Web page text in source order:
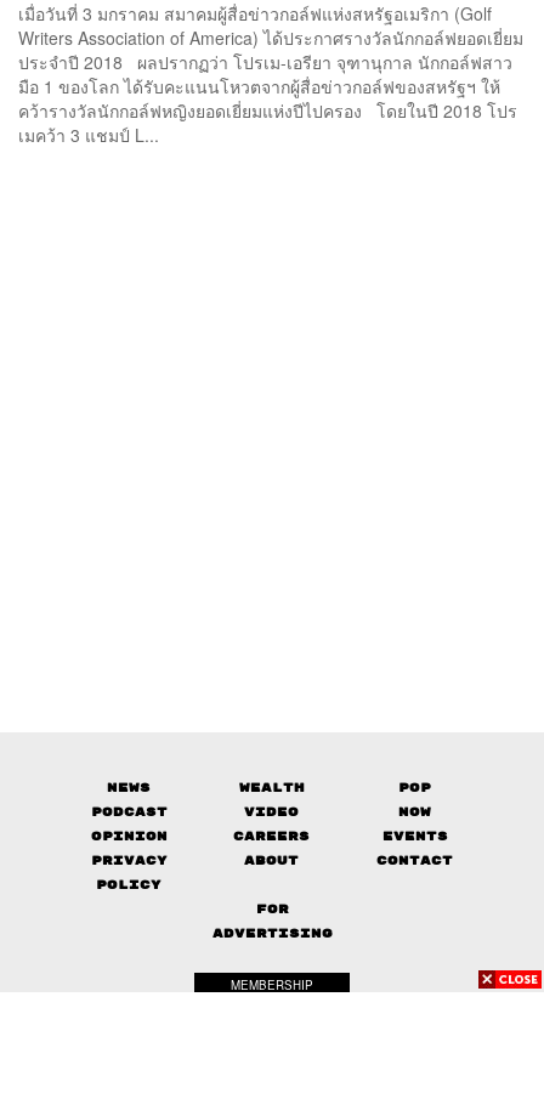
เมื่อวันที่ 3 มกราคม สมาคมผู้สื่อข่าวกอล์ฟแห่งสหรัฐอเมริกา (Golf
Writers Association of America) ได้ประกาศรางวัลนักกอล์ฟยอดเยี่ยม
ประจำปี 2018 ผลปรากฏว่า โปรเม-เอรียา จุฑานุกาล นักกอล์ฟสาว
มือ 1 ของโลก ได้รับคะแนนโหวตจากผู้สื่อข่าวกอล์ฟของสหรัฐฯ ให้
คว้ารางวัลนักกอล์ฟหญิงยอดเยี่ยมแห่งปีไปครอง โดยในปี 2018 โปร
เมคว้า 3 แชมป์ L...
News Wealth
Pop
Podcast
Video
Now
Opinion
Careers
Events
Privacy
Policy
About Contact
FOR
ADVERTISING
MEMBERSHIP